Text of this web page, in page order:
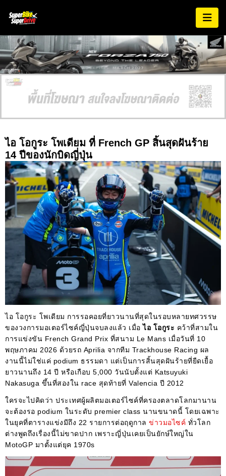
AD EXPIRES: MARCH 2027
ไอ โอกูระ โพเดียม ที่ French GP สิ้นสุดฝันร้าย
14 ปีของนักบิดญี่ปุ่น
ไอ โอกูระ โพเดียม การรอคอยที่ยาวนานที่สุดในรอบหลายทศวรรษ
ของวงการมอเตอร์ไซค์ญี่ปุ่นจบลงแล้ว เมื่อไอ โอกูระ คว้าที่สามใน
การแข่งขัน French Grand Prix ที่สนาม Le Mans เมื่อวันที่ 10
พฤษภาคม 2026 ด้วยรถ Aprilia จากทีม Trackhouse Racing ผล
งานนี้ไม่ใช่แค่ podium ธรรมดา แต่เป็นการสิ้นสุดฝันร้ายที่ยืดเยื้อ
ยาวนานถึง 14 ปี หรือเกือบ 5,000 วันนับตั้งแต่ Katsuyuki
Nakasuga ขึ้นที่สองใน race สุดท้ายที่ Valencia ปี 2012
ใครจะไปคิดว่า ประเทศผู้ผลิตมอเตอร์ไซค์ที่ครองตลาดโลกมานาน
จะต้องรอ podium ในระดับ premier class นานขนาดนี้ โดยเฉพาะ
ในยุคที่ตารางแข่งมีถึง 22 รายการต่อฤดูกาล ข่าวมอไซค์ ทั่วโลก
ต่างพูดถึงเรื่องนี้ไม่ขาดปาก เพราะญี่ปุ่นเคยเป็นยักษ์ใหญ่ใน
MotoGP มาตั้งแต่ยุค 1970s